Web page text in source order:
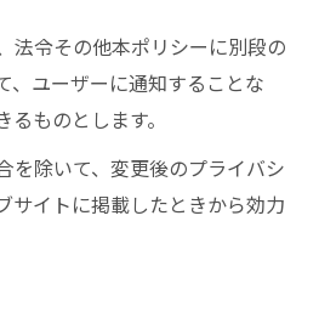
法令その他本ポリシーに別段の
、ユーザーに通知することな
ものとします。
を除いて、変更後のプライバシ
サイトに掲載したときから効力